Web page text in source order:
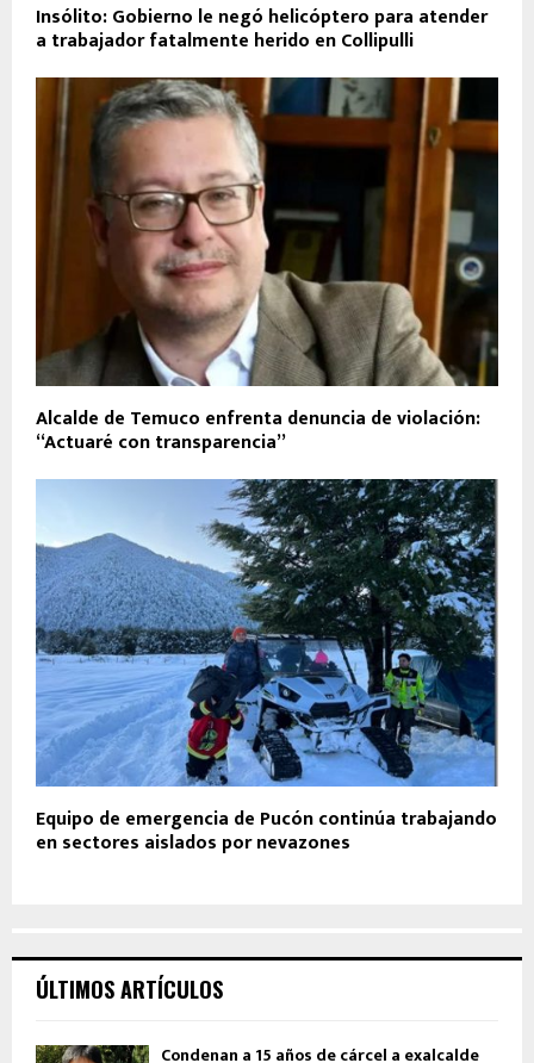
Insólito: Gobierno le negó helicóptero para atender
a trabajador fatalmente herido en Collipulli
Alcalde de Temuco enfrenta denuncia de violación:
“Actuaré con transparencia”
Equipo de emergencia de Pucón continúa trabajando
en sectores aislados por nevazones
ÚLTIMOS ARTÍCULOS
Condenan a 15 años de cárcel a exalcalde